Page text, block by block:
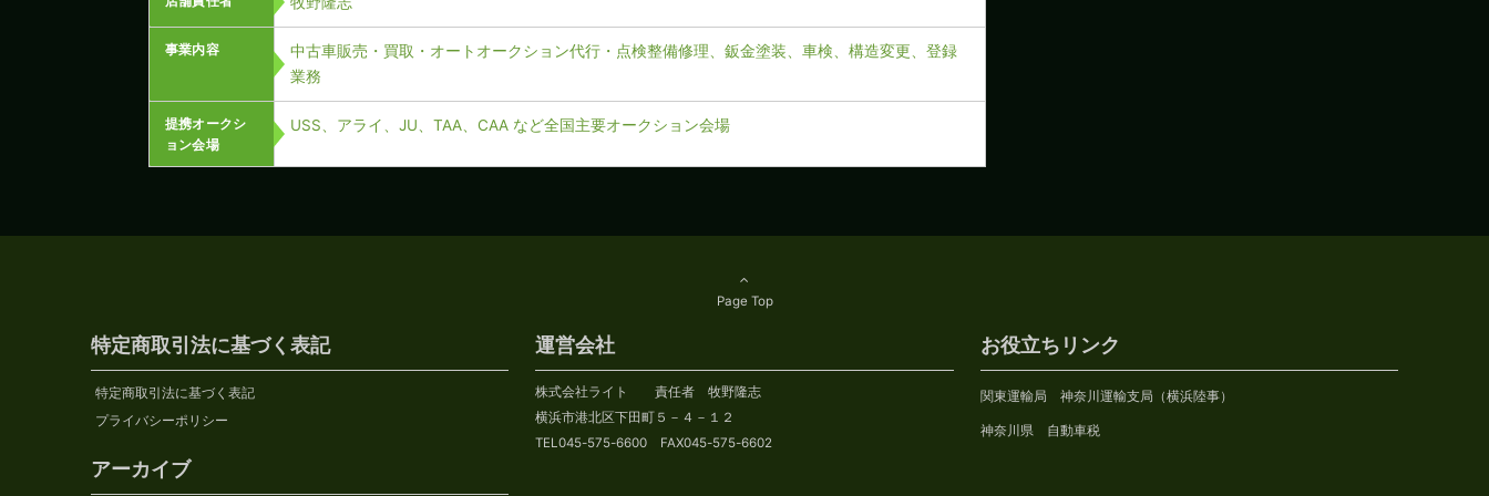
事業内容
中古車販売・買取・オートオークション代行・点検整備修理、鈑金塗装、車検、構造変更、登録
業務
提携オークシ
ョン会場
USS、アライ、JU、TAA、CAA など全国主要オークション会場
Page Top
特定商取引法に基づく表記
特定商取引法に基づく表記
プライバシーポリシー
アーカイブ
運営会社
株式会社ライト 責任者 牧野隆志
横浜市港北区下田町５－４－１２
TEL045-575-6600 FAX045-575-6602
お役立ちリンク
関東運輸局 神奈川運輸支局（横浜陸事）
神奈川県 自動車税